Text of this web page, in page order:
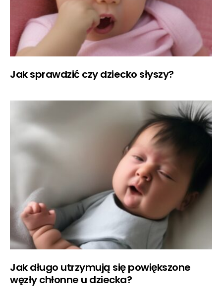
Jak sprawdzić czy dziecko słyszy?
Jak długo utrzymują się powiększone
węzły chłonne u dziecka?